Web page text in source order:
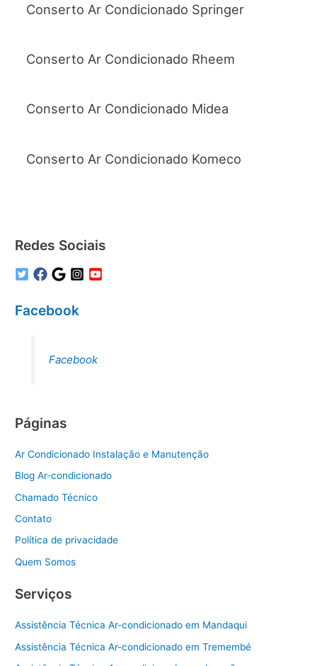
Conserto Ar Condicionado Springer
Conserto Ar Condicionado Rheem
Conserto Ar Condicionado Midea
Conserto Ar Condicionado Komeco
Redes Sociais
Facebook
Facebook
Páginas
Ar Condicionado Instalação e Manutenção
Blog Ar-condicionado
Chamado Técnico
Contato
Política de privacidade
Quem Somos
Serviços
Assistência Técnica Ar-condicionado em Mandaqui
Assistência Técnica Ar-condicionado em Tremembé